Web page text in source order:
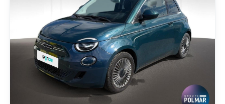
Boite à gants fermée
Boucliers AV et AR couleur caisse
Caméra de recul
Capteur de luminosité
Capteur de pluie
Ceintures avant ajustables en hauteur